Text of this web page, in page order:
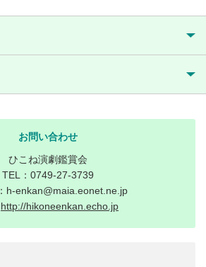
お問い合わせ
ひこね演劇鑑賞会
TEL：0749-27-3739
h-enkan@maia.eonet.ne.jp
http://hikoneenkan.echo.jp